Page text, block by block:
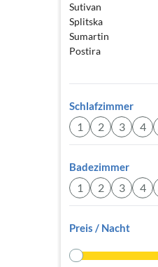
Sutivan
Splitska
Sumartin
Postira
Schlafzimmer
1 2 3 4
Badezimmer
1 2 3 4
Preis / Nacht